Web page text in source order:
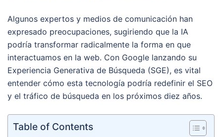
Algunos expertos y medios de comunicación han
expresado preocupaciones, sugiriendo que la IA
podría transformar radicalmente la forma en que
interactuamos en la web. Con Google lanzando su
Experiencia Generativa de Búsqueda (SGE), es vital
entender cómo esta tecnología podría redefinir el SEO
y el tráfico de búsqueda en los próximos diez años.
Table of Contents